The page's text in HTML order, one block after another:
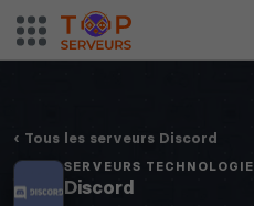
Tous les serveurs Discord
SERVEURS TECHNOLOGIE
Discord